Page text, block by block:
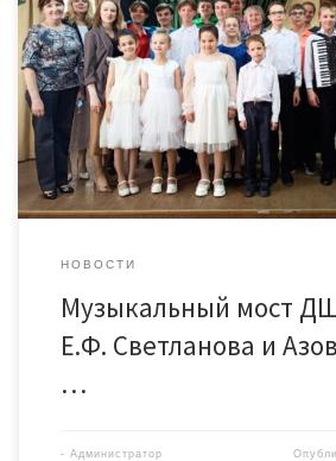
28 мая в концертном зале нашей школы
встреча в рамках проекта «Музыкальный
искусств №6 им. Е.Ф. Светланова и
НОВОСТИ
Музыкальный мост
Е.Ф. Светланова и
…
- Администратор